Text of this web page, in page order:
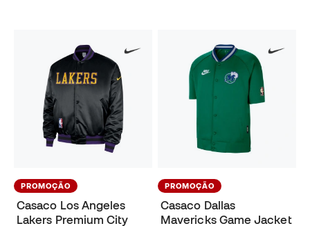
PROMOÇÃO
Casaco Los Angeles
Lakers Premium City
PROMOÇÃO
Casaco Dallas
Mavericks Game Jacket